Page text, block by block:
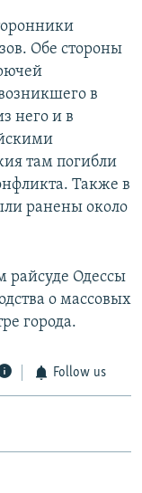
Обе стороны
в
него и в
там погибли
Также в
ранены около
райсуде Одессы
о массовых
города.
Follow us